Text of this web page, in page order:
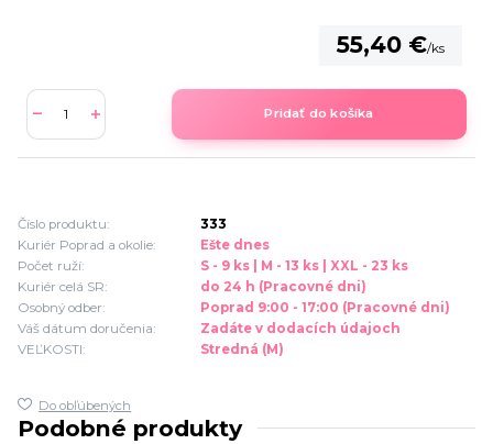
55,40 €/ks
Pridať do košíka
Číslo produktu:
333
Kuriér Poprad a okolie:
Ešte dnes
Počet ruží:
S - 9 ks | M - 13 ks | XXL - 23 ks
Kuriér celá SR:
do 24 h (Pracovné dni)
Osobný odber:
Poprad 9:00 - 17:00 (Pracovné dni)
Váš dátum doručenia:
Zadáte v dodacích údajoch
VEĽKOSTI:
Stredná (M)
Do obľúbených
Podobné produkty